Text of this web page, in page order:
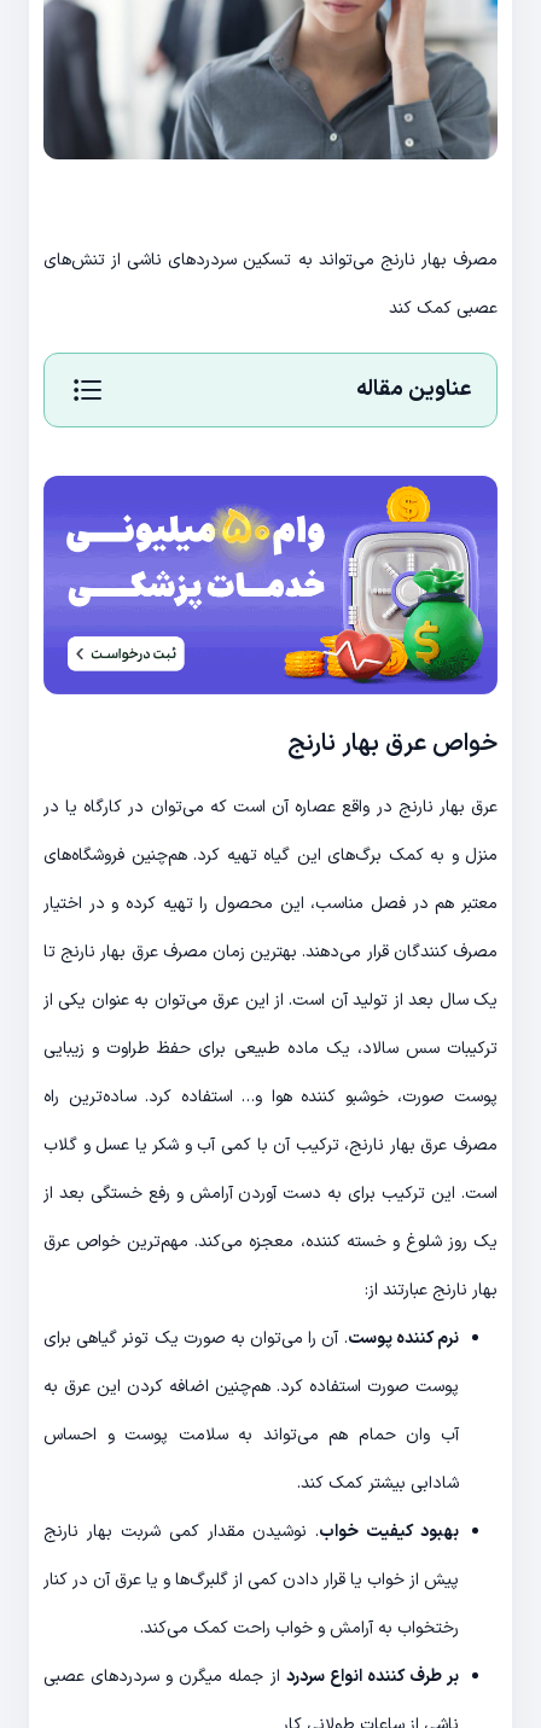
مصرف بهار نارنج می‌تواند به تسکین سردردهای ناشی از تنش‌های
عصبی کمک کند
عناوین مقاله
خواص عرق بهار نارنج
عرق بهار نارنج در واقع عصاره آن است که می‌توان در کارگاه یا در
منزل و به کمک برگ‌های این گیاه تهیه کرد. هم‌چنین فروشگاه‌های
معتبر هم در فصل مناسب، این محصول را تهیه کرده و در اختیار
مصرف کنندگان قرار می‌دهند. بهترین زمان مصرف عرق بهار نارنج تا
یک سال بعد از تولید آن است. از این عرق می‌توان به عنوان یکی از
ترکیبات سس سالاد، یک ماده طبیعی برای حفظ طراوت و زیبایی
پوست صورت، خوشبو کننده هوا و… استفاده کرد. ساده‌ترین راه
مصرف عرق بهار نارنج، ترکیب آن با کمی آب و شکر یا عسل و گلاب
است. این ترکیب برای به دست آوردن آرامش و رفع خستگی بعد از
یک روز شلوغ و خسته کننده، معجزه می‌کند. مهم‌ترین خواص عرق
بهار نارنج عبارتند از:
نرم کننده پوست. آن را می‌توان به صورت یک تونر گیاهی برای
پوست صورت استفاده کرد. هم‌چنین اضافه کردن این عرق به
آب وان حمام هم می‌تواند به سلامت پوست و احساس
شادابی بیشتر کمک کند.
بهبود کیفیت خواب. نوشیدن مقدار کمی شربت بهار نارنج
پیش از خواب یا قرار دادن کمی از گلبرگ‌ها و یا عرق آن در کنار
رختخواب به آرامش و خواب راحت کمک می‌کند.
بر طرف کننده انواع سردرد از جمله میگرن و سردردهای عصبی